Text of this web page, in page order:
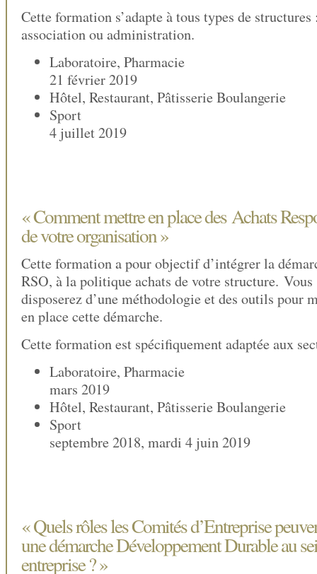
Cette formation s’adapte à tous types de
association ou administration.
Laboratoire,
21 février 2019
Hôtel, Restaurant, Pâtisserie
4 juillet 2019
« Comment mettre en place des Achats
de votre organisation »
Cette formation a pour objectif d’intégrer la
RSO, à la politique achats de votre structure. Vous
disposerez d’une méthodologie et des outils pour
en place cette démarche.
Cette formation est spécifiquement adaptée aux
Laboratoire,
mars 2019
Hôtel, Restaurant, Pâtisserie
Sport
septembre 2018, mardi 4 juin 2019
« Quels rôles les Comités d’Entreprise
une démarche Développement Durable au
entreprise ? »